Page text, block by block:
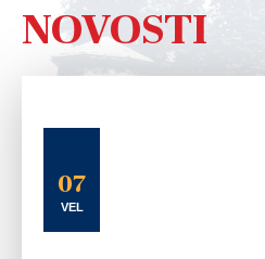
NOVOSTI
07
VEL